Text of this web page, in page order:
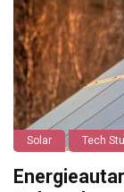
Solar Tech